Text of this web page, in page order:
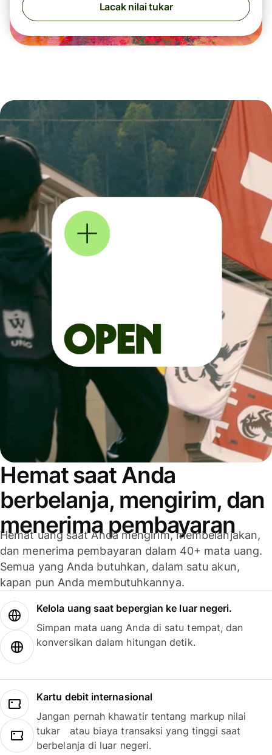
Lacak nilai tukar
Hemat saat Anda
berbelanja, mengirim, dan
menerima pembayaran
Hemat uang saat Anda mengirim, membelanjakan,
dan menerima pembayaran dalam 40+ mata uang.
Semua yang Anda butuhkan, dalam satu akun,
kapan pun Anda membutuhkannya.
Kelola uang saat bepergian ke luar negeri.
Simpan mata uang Anda di satu tempat, dan
konversikan dalam hitungan detik.
Kartu debit internasional
Jangan pernah khawatir tentang markup nilai
tukar atau biaya transaksi yang tinggi saat
berbelanja di luar negeri.